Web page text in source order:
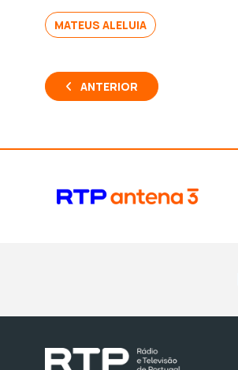
MATEUS ALELUIA
ANTERIOR